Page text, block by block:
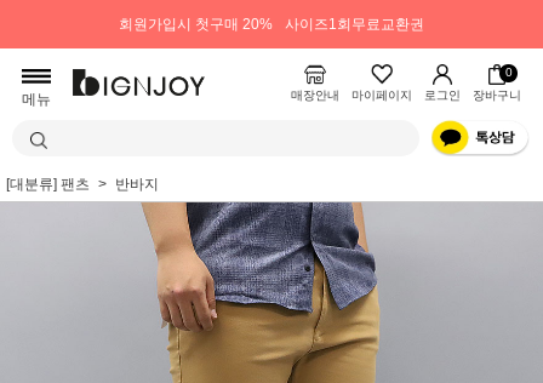
회원가입시 첫구매 20% 사이즈1회무료교환권
메뉴 매장안내 마이페이지 로그인
0
장바구니
[대분류] 팬츠 반바지